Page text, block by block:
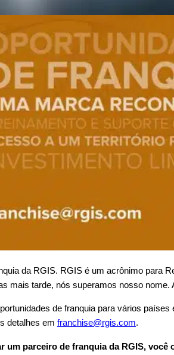
da RGIS. RGIS é um acrônimo para
mais tarde, nós superamos nosso
de franquia para vários
detalhes em franchise@rgis.com.
um parceiro de franquia da RGIS, você